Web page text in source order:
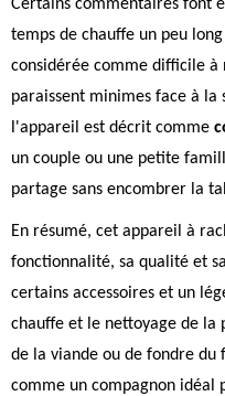
Certains commentaires font
temps de chauffe un peu
considérée comme difficile à
paraissent minimes face à
l'appareil est décrit comme
un couple ou une petite
partage sans encombrer la
En résumé, cet appareil à
fonctionnalité, sa qualité et
certains accessoires et un
chauffe et le nettoyage de
de la viande ou de fondre du
comme un compagnon idéal